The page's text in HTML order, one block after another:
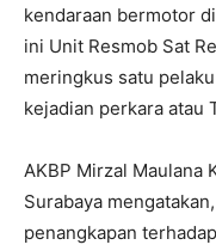
kendaraan bermotor
ini Unit Resmob Sat
meringkus satu
kejadian perkara atau
AKBP Mirzal Maulana
Surabaya
penangkapan